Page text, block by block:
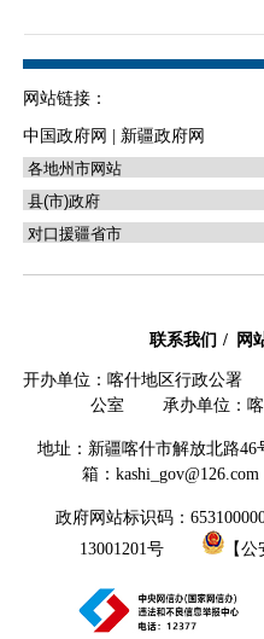
网站链接：
中国政府网 新疆政府网
联系我们 网
开办单位：喀什地区行政公
公室 承办单位：喀
地址：新疆喀什市解放北
箱：
政府网站标识码：
13001201号
【